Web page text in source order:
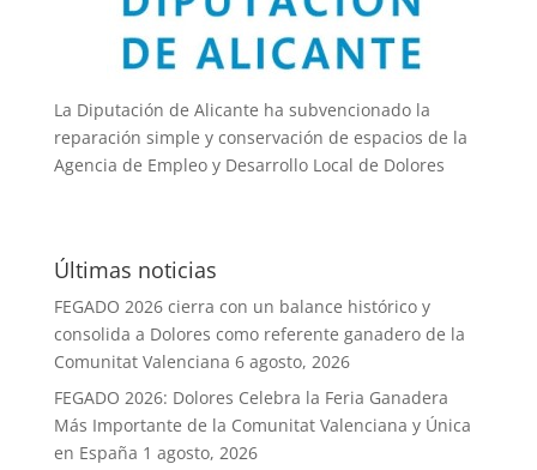
La Diputación de Alicante ha subvencionado la
reparación simple y conservación de espacios de la
Agencia de Empleo y Desarrollo Local de Dolores
Últimas noticias
FEGADO 2026 cierra con un balance histórico y
consolida a Dolores como referente ganadero de la
Comunitat Valenciana 6 agosto, 2026
FEGADO 2026: Dolores Celebra la Feria Ganadera
Más Importante de la Comunitat Valenciana y Única
en España 1 agosto, 2026